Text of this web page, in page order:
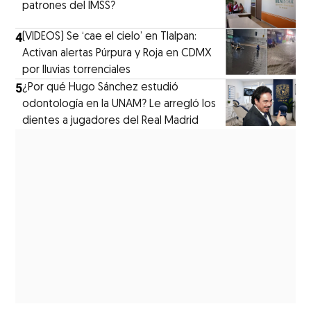
patrones del IMSS?
4(VIDEOS) Se ‘cae el cielo’ en Tlalpan:
Activan alertas Púrpura y Roja en CDMX
por lluvias torrenciales
5¿Por qué Hugo Sánchez estudió
odontología en la UNAM? Le arregló los
dientes a jugadores del Real Madrid